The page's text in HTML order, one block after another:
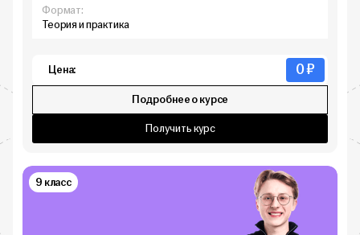
Формат:
Теория и практика
Цена: 0 ₽
Подробнее о курсе
Получить курс
9 класс